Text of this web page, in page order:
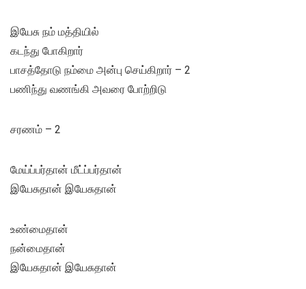
இயேசு நம் மத்தியில்
கடந்து போகிறார்
பாசத்தோடு நம்மை அன்பு செய்கிறார் – 2
பணிந்து வணங்கி அவரை போற்றிடு
சரணம் – 2
மேய்ப்பர்தான் மீட்ப்பர்தான்
இயேசுதான் இயேசுதான்
உண்மைதான்
நன்மைதான்
இயேசுதான் இயேசுதான்